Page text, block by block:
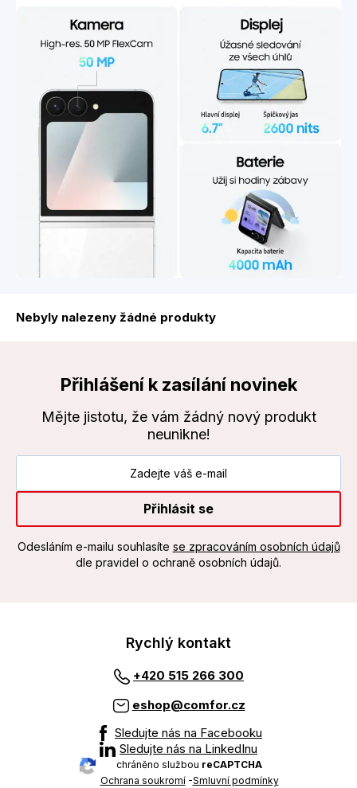
Nebyly nalezeny žádné produkty
Přihlášení k zasílání novinek
Mějte jistotu, že vám žádný nový produkt
neunikne!
Přihlásit se
Odesláním e-mailu souhlasíte se zpracováním osobních údajů
dle pravidel o ochraně osobních údajů.
Rychlý kontakt
+420 515 266 300
eshop@comfor.cz
Sledujte nás na Facebooku
Sledujte nás na LinkedInu
chráněno službou reCAPTCHA
Ochrana soukromí-Smluvní podmínky